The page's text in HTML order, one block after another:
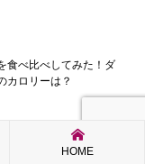
食べ比べしてみた！ダ
カロリーは？
方法？食べ方と長持ち
HOME